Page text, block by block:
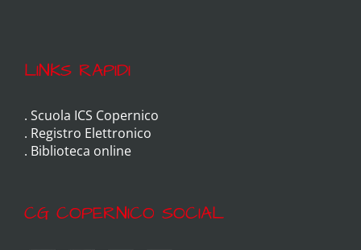
LINKS RAPIDI
. Scuola ICS Copernico
. Registro Elettronico
. Biblioteca online
CG COPERNICO SOCIAL